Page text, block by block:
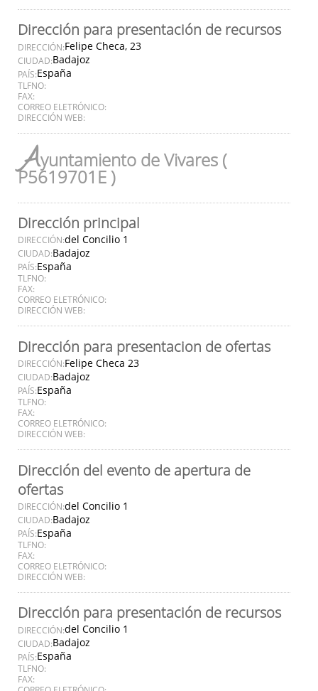
Dirección para presentación de recursos
DIRECCIÓN:Felipe Checa, 23
CIUDAD:Badajoz
PAÍS:España
TLFNO:
FAX:
CORREO ELETRÓNICO:
DIRECCIÓN WEB:
Ayuntamiento de Vivares (
P5619701E )
Dirección principal
DIRECCIÓN:del Concilio 1
CIUDAD:Badajoz
PAÍS:España
TLFNO:
FAX:
CORREO ELETRÓNICO:
DIRECCIÓN WEB:
Dirección para presentacion de ofertas
DIRECCIÓN:Felipe Checa 23
CIUDAD:Badajoz
PAÍS:España
TLFNO:
FAX:
CORREO ELETRÓNICO:
DIRECCIÓN WEB:
Dirección del evento de apertura de
ofertas
DIRECCIÓN:del Concilio 1
CIUDAD:Badajoz
PAÍS:España
TLFNO:
FAX:
CORREO ELETRÓNICO:
DIRECCIÓN WEB:
Dirección para presentación de recursos
DIRECCIÓN:del Concilio 1
CIUDAD:Badajoz
PAÍS:España
TLFNO:
FAX: